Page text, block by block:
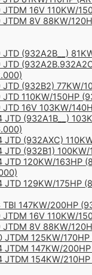
JTDM 16V 110KW/
JTDM 8V 88KW/
JTD (932A2B__)
JTD
JTD (932B2) 77KW/
JTD 110KW/150HP
JTD 16V 103KW/
JTD (932A1B__)
JTD (932AXC)
JTD (932B1)
JTD 120KW/163HP
JTD 129KW/175HP
TBI 147KW/200HP
JTDM 16V 110KW/
JTDM 8V 88KW/
JTDM 125KW/
JTDM 147KW/
JTDM 154KW/